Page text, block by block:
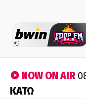
NOW ON AIR
ΚΑΤΩ